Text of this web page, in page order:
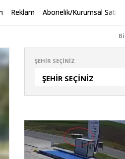
Reklam Abonelik/Kurumsal Satış
ŞEHIR SEÇINIZ
ŞEHIR SEÇINIZ